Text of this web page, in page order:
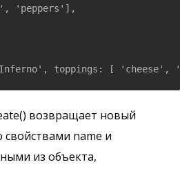
'peppers'],
возвращает новый
свойствами name и
из объекта,